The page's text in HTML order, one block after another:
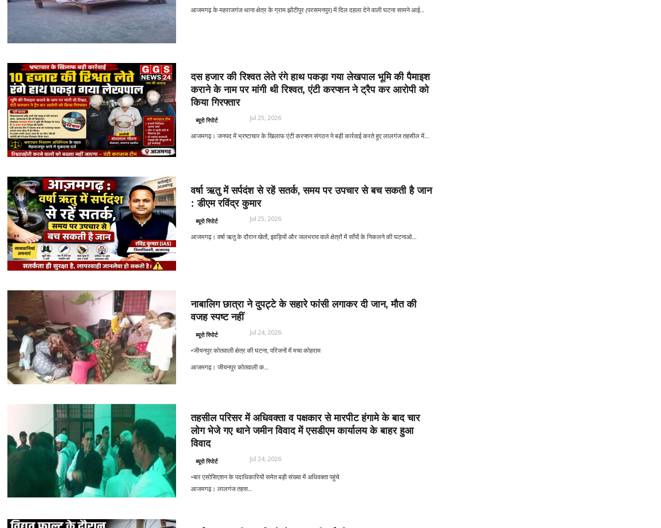
आजमगढ़ के महराजगंज थाना क्षेत्र के ग्राम झोंटीपुर (परसमनपुर) में दिल दहला देने वाली घटना सामने आई...
दस हजार की रिश्वत लेते रंगे हाथ पकड़ा गया लेखपाल भूमि की पैमाइश
कराने के नाम पर मांगी थी रिश्वत, एंटी करप्शन ने ट्रैप कर आरोपी को
किया गिरफ्तार
ब्यूरो रिपोर्ट Jul 25, 2026
आजमगढ़। जनपद में भ्रष्टाचार के खिलाफ एंटी करप्शन संगठन ने बड़ी कार्रवाई करते हुए लालगंज तहसील में...
वर्षा ऋतु में सर्पदंश से रहें सतर्क, समय पर उपचार से बच सकती है जान
: डीएम रविंद्र कुमार
ब्यूरो रिपोर्ट Jul 25, 2026
आजमगढ़। वर्षा ऋतु के दौरान खेतों, झाड़ियों और जलभराव वाले क्षेत्रों में साँपों के निकलने की घटनाओ...
नाबालिग छात्रा ने दुपट्टे के सहारे फांसी लगाकर दी जान, मौत की
वजह स्पष्ट नहीं
ब्यूरो रिपोर्ट Jul 24, 2026
•जीयनपुर कोतवाली क्षेत्र की घटना, परिजनों में मचा कोहराम
आजमगढ़। जीयनपुर कोतवाली क...
तहसील परिसर में अधिवक्ता व पक्षकार से मारपीट हंगामे के बाद चार
लोग भेजे गए थाने जमीन विवाद में एसडीएम कार्यालय के बाहर हुआ
विवाद
ब्यूरो रिपोर्ट Jul 24, 2026
•बार एसोसिएशन के पदाधिकारियों समेत बड़ी संख्या में अधिवक्ता पहुंचे
आजमगढ़। लालगंज तहस...